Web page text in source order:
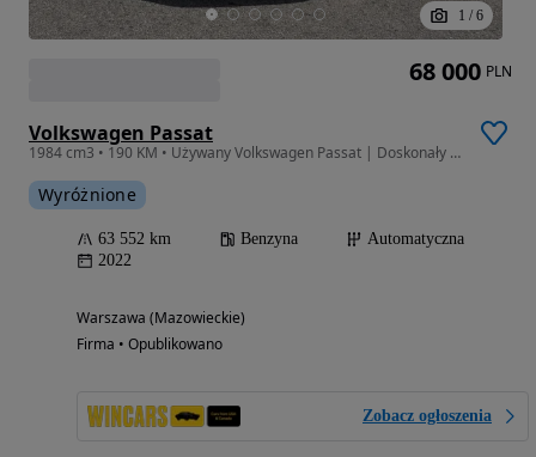
1 / 6
Volkswagen Passat
1984 cm3 • 190 KM • Używany Volkswagen Passat | Doskonały stan | Pierwszy właściciel |2022
Wyróżnione
63 552 km Benzyna
Automatyczna
2022
Warszawa (Mazowieckie)
Firma • Opublikowano
Zobacz ogłoszenia
68 000 PLN